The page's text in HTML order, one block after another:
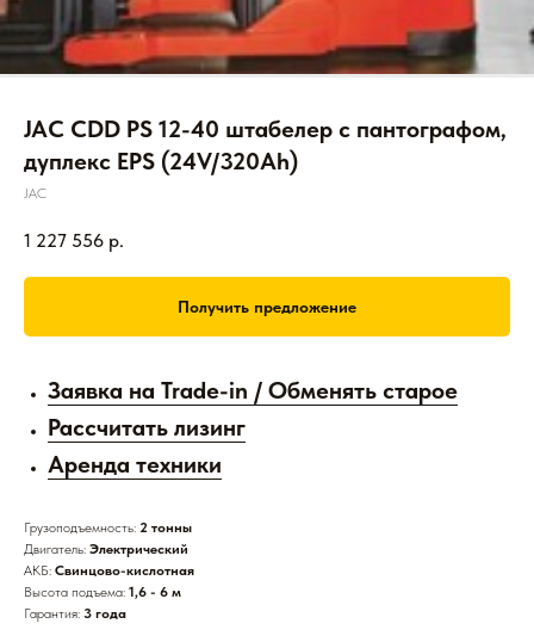
JAC CDD PS 12-40 штабелер с пантографом,
дуплекс EPS (24V/320Ah)
JAC
1 227 556 р.
Получить предложение
Заявка на Trade-in / Обменять старое
Рассчитать лизинг
Аренда техники
Грузоподъемность: 2 тонны
Двигатель: Электрический
АКБ: Свинцово-кислотная
Высота подъема: 1,6 - 6 м
Гарантия: 3 года